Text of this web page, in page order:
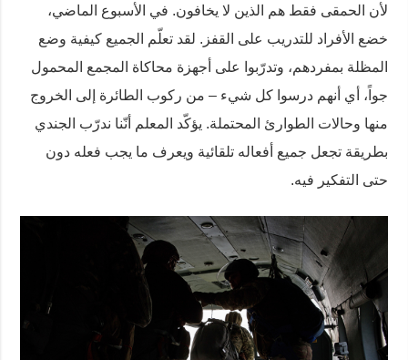
لأن الحمقى فقط هم الذين لا يخافون. في الأسبوع الماضي،
خضع الأفراد للتدريب على القفز. لقد تعلّم الجميع كيفية وضع
المظلة بمفردهم، وتدرّبوا على أجهزة محاكاة المجمع المحمول
جواً، أي أنهم درسوا كل شيء – من ركوب الطائرة إلى الخروج
منها وحالات الطوارئ المحتملة. يؤكّد المعلم أنّنا ندرّب الجندي
بطريقة تجعل جميع أفعاله تلقائية ويعرف ما يجب فعله دون
حتى التفكير فيه.